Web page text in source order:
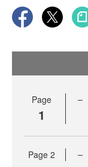
Page
1
Page 2